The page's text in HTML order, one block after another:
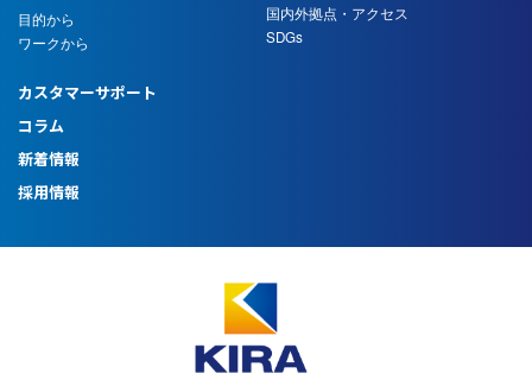
目的から
ワークから
国内外拠点・アクセス
SDGs
カスタマーサポート
コラム
新着情報
採用情報